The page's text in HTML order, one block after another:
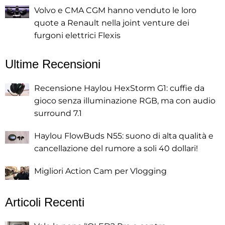
Volvo e CMA CGM hanno venduto le loro
quote a Renault nella joint venture dei
furgoni elettrici Flexis
Ultime Recensioni
Recensione Haylou HexStorm G1: cuffie da
gioco senza illuminazione RGB, ma con audio
surround 7.1
Haylou FlowBuds N55: suono di alta qualità e
cancellazione del rumore a soli 40 dollari!
Migliori Action Cam per Vlogging
Articoli Recenti